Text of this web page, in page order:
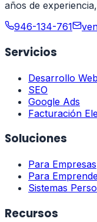
años de
946-134-761
Servicios
Desarrollo Web
SEO
Google Ads
Facturación
Soluciones
Para Empresas
Para
Sistemas
Recursos